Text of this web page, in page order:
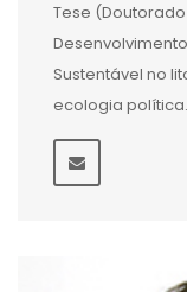
Tese
Sustentável no
ecologia política.